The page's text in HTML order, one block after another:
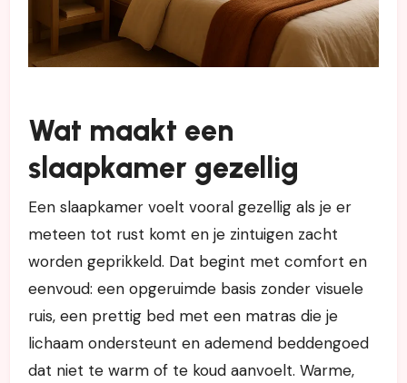
Wat maakt een
slaapkamer gezellig
Een slaapkamer voelt vooral gezellig als je er
meteen tot rust komt en je zintuigen zacht
worden geprikkeld. Dat begint met comfort en
eenvoud: een opgeruimde basis zonder visuele
ruis, een prettig bed met een matras die je
lichaam ondersteunt en ademend beddengoed
dat niet te warm of te koud aanvoelt. Warme,